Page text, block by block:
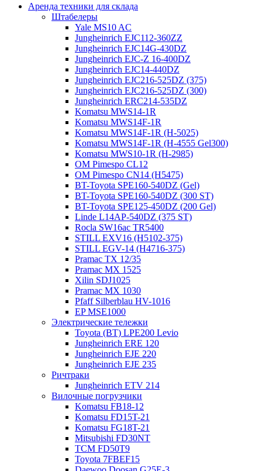
Аренда техники для склада
Штабелеры
Yale MS10 AC
Jungheinrich EJC112-360ZZ
Jungheinrich EJC14G-430DZ
Jungheinrich EJC-Z 16-400DZ
Jungheinrich EJC14-440DZ
Jungheinrich EJC216-525DZ (375)
Jungheinrich EJC216-525DZ (300)
Jungheinrich ERC214-535DZ
Komatsu MWS14-1R
Komatsu MWS14F-1R
Komatsu MWS14F-1R (H-5025)
Komatsu MWS14F-1R (H-4555 Gel300)
Komatsu MWS10-1R (Н-2985)
OM Pimespo CL12
OM Pimespo CN14 (Н5475)
BT-Toyota SPE160-540DZ (Gel)
BT-Toyota SPE160-540DZ (300 ST)
BT-Toyota SPE125-450DZ (200 Gel)
Linde L14AP-540DZ (375 ST)
Rocla SW16ac TR5400
STILL EXV16 (H5102-375)
STILL EGV-14 (H4716-375)
Pramac TX 12/35
Pramac MX 1525
Xilin SDJ1025
Pramac MX 1030
Pfaff Silberblau HV-1016
EP MSE1000
Электрические тележки
Toyota (BT) LPE200 Levio
Jungheinrich ERE 120
Jungheinrich EJE 220
Jungheinrich EJE 235
Ричтраки
Jungheinrich ETV 214
Вилочные погрузчики
Komatsu FB18-12
Komatsu FD15T-21
Komatsu FG18T-21
Mitsubishi FD30NT
TCM FD50T9
Toyota 7FBEF15